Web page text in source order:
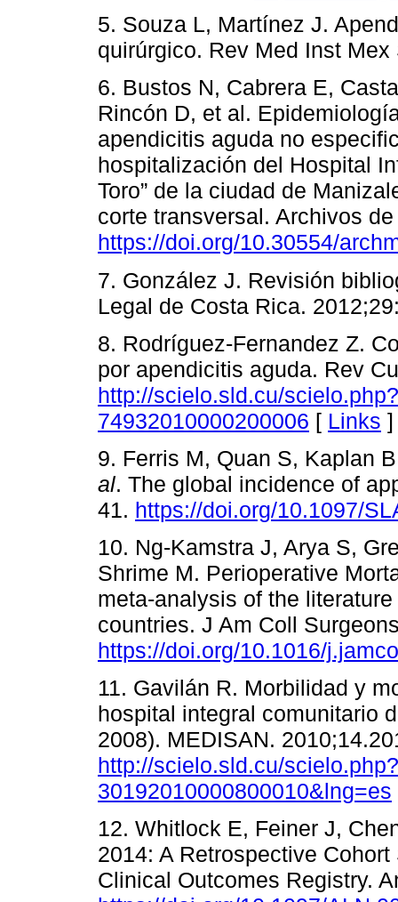
5. Souza L, Martínez J.
quirúrgico. Rev Med Inst
6. Bustos N, Cabrera E,
Rincón D, et al.
apendicitis aguda no
hospitalización del Hospital
Toro” de la ciudad de
corte transversal. Archivos
https://doi.org/10.30554/
7. González J. Revisión
Legal de Costa Rica.
8. Rodríguez-Fernandez Z.
por apendicitis aguda. Rev
http://scielo.sld.cu/
74932010000200006 [ Links ]
9. Ferris M, Quan S, Kaplan
al. The global incidence of
41. https://doi.org/10.1097/
10. Ng-Kamstra J, Arya S,
Shrime M. Perioperative
meta-analysis of the
countries. J Am Coll
https://doi.org/10.1016/
11. Gavilán R. Morbilidad y
hospital integral comunitario
2008). MEDISAN.
http://scielo.sld.cu/
30192010000800010&lng=es
12. Whitlock E, Feiner J,
2014: A Retrospective
Clinical Outcomes Registry.